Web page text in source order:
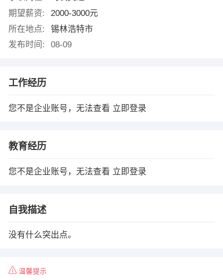
期望薪资:
2000-3000元
所在地点:
锡林浩特市
发布时间:
08-09
工作经历
您不是企业账号，无法查看 立即登录
教育经历
您不是企业账号，无法查看 立即登录
自我描述
没有什么突出点。
温馨提示